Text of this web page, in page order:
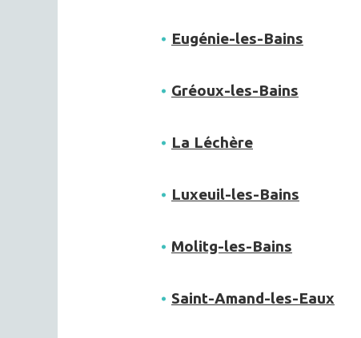
Eugénie-les-Bains
Gréoux-les-Bains
La Léchère
Luxeuil-les-Bains
Molitg-les-Bains
Saint-Amand-les-Eaux